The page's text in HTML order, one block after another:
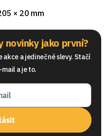
× 20 mm
novinky jako první?
akce a jedinečné slevy. Stačí
a je to.